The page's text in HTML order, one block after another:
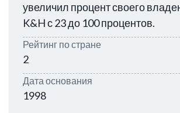
увеличил процент своего
K&H с 23 до 100 процентов.
Рейтинг по стране
2
Дата основания
1998